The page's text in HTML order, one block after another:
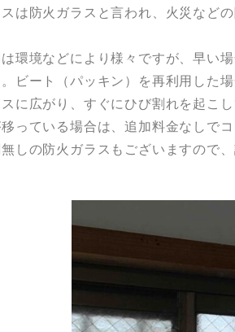
は防火ガラスと言われ、火災など
環境などにより様々ですが、早い
ビート（パッキン）を再利用した
に広がり、すぐにひび割れを起こ
っている場合は、追加料金なしで
しの防火ガラスもございますので